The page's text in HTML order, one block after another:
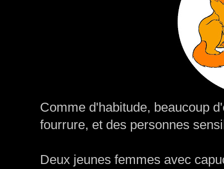
Comme d'habitude, beaucoup
fourrure, et des personnes
Deux jeunes femmes avec